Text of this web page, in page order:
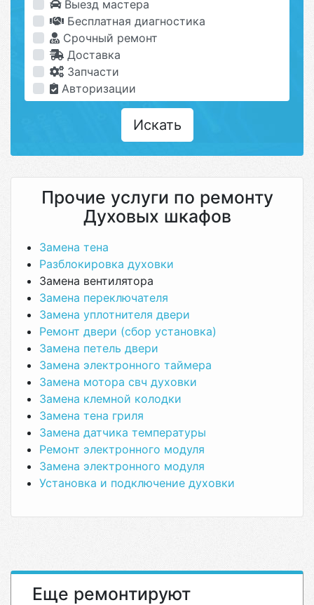
Выезд мастера
Бесплатная диагностика
Срочный ремонт
Доставка
Запчасти
Авторизации
Искать
Прочие услуги по ремонту
Духовых шкафов
Замена тена
Разблокировка духовки
Замена вентилятора
Замена переключателя
Замена уплотнителя двери
Ремонт двери (сбор установка)
Замена петель двери
Замена электронного таймера
Замена мотора свч духовки
Замена клемной колодки
Замена тена гриля
Замена датчика температуры
Ремонт электронного модуля
Замена электронного модуля
Установка и подключение духовки
Еще ремонтируют